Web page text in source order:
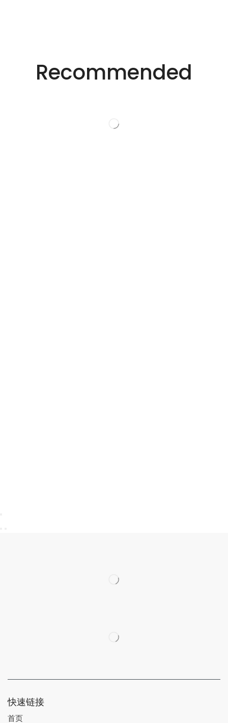
创新的激光解决方
案。
Recommended
快速链接
首页